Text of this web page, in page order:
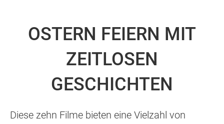
OSTERN FEIERN MIT
ZEITLOSEN
GESCHICHTEN
Diese zehn Filme bieten eine Vielzahl von